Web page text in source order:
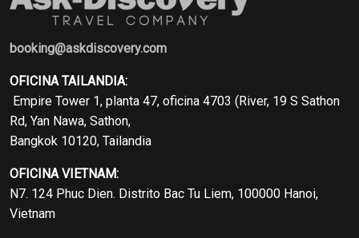
booking@askdiscovery.com
OFICINA TAILANDIA:
Empire Tower 1, planta 47, oficina 4703 (River, 19 S Sathon
Rd, Yan Nawa, Sathon,
Bangkok 10120, Tailandia
OFICINA VIETNAM:
N7. 124 Phuc Dien. Distrito Bac Tu Liem, 100000 Hanoi,
Vietnam